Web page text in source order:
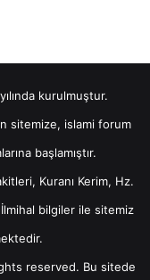
kurulmuştur.
sitemize, islami forum
başlamıştır.
Kuranı Kerim, Hz.
bilgiler ile sitemiz
reserved. Bu sitede